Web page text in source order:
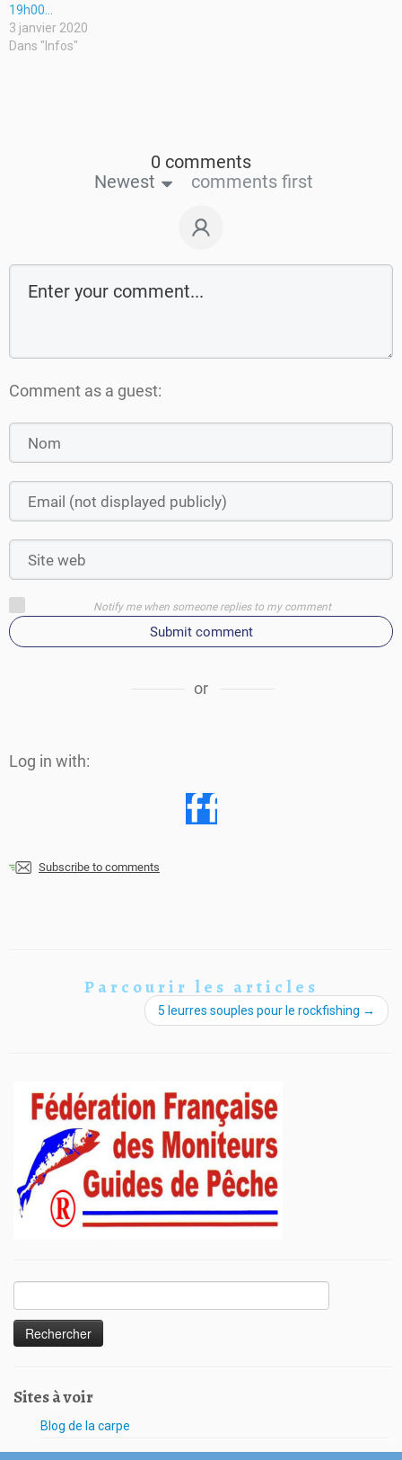
19h00…
3 janvier 2020
Dans "Infos"
0 comments
Newest
comments first
Comment as a guest:
Notify me when someone replies to my comment
Submit comment
or
Log in with:
Subscribe to comments
Parcourir les articles
5 leurres souples pour le rockfishing →
Sites à voir
Blog de la carpe